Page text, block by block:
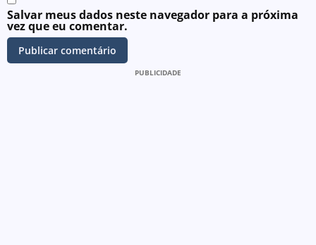
Salvar meus dados neste navegador para a próxima
vez que eu comentar.
PUBLICIDADE